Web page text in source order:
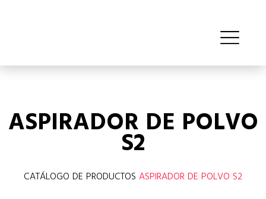
ASPIRADOR DE POLVO
S2
CATÁLOGO DE PRODUCTOS ASPIRADOR DE POLVO S2